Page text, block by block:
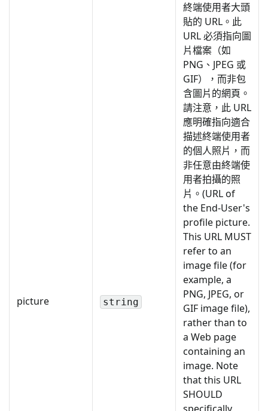
picture string
終端使用者大頭
貼的 URL。此
URL 必須指向圖
片檔案（如
PNG、JPEG 或
GIF），而非包
含圖片的網頁。
請注意，此 URL
應明確指向適合
描述終端使用者
的個人照片，而
非任意由終端使
用者拍攝的照
片。(URL of
the End-User's
profile picture.
This URL MUST
refer to an
image file (for
example, a
PNG, JPEG, or
GIF image file),
rather than to
a Web page
containing an
image. Note
that this URL
SHOULD